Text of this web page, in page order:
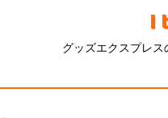
グッズエクスプレ